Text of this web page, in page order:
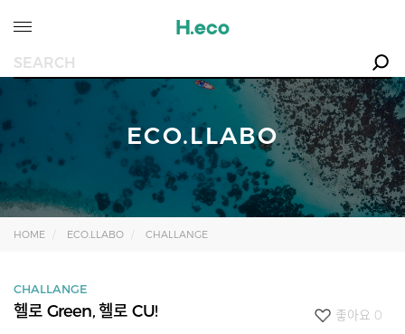
ECO.LLABO
HOME ECO.LLABO CHALLANGE
CHALLANGE
헬로 Green, 헬로 CU! 좋아요 0